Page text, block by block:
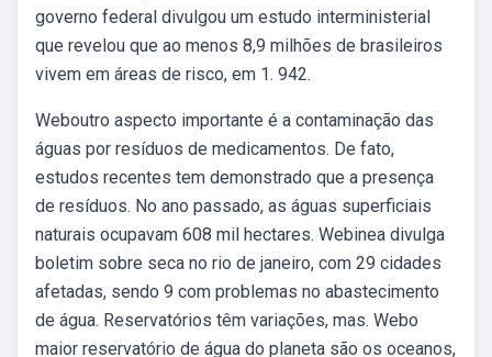
governo federal divulgou um estudo interministerial
que revelou que ao menos 8,9 milhões de brasileiros
vivem em áreas de risco, em 1. 942.
Weboutro aspecto importante é a contaminação das
águas por resíduos de medicamentos. De fato,
estudos recentes tem demonstrado que a presença
de resíduos. No ano passado, as águas superficiais
naturais ocupavam 608 mil hectares. Webinea divulga
boletim sobre seca no rio de janeiro, com 29 cidades
afetadas, sendo 9 com problemas no abastecimento
de água. Reservatórios têm variações, mas. Webo
maior reservatório de água do planeta são os oceanos,